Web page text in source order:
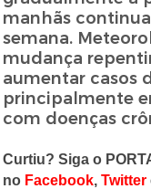
manhãs
semana.
mudança
aumentar casos
principalmente
com doenças
Curtiu? Siga o
no Facebook,Twitter